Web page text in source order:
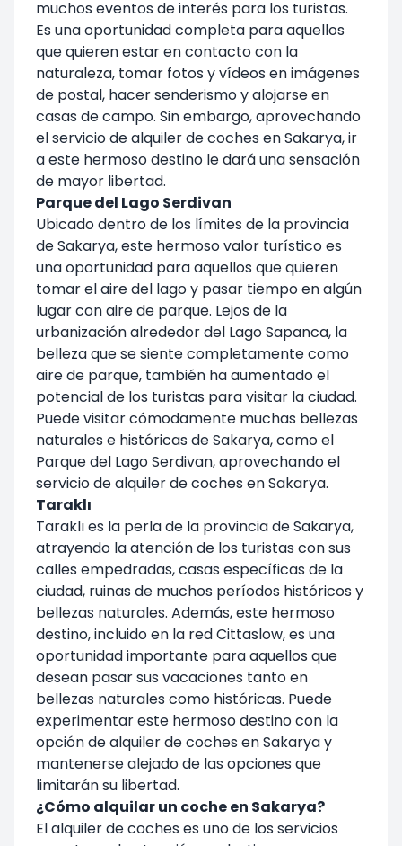
muchos eventos de interés para los turistas.
Es una oportunidad completa para aquellos
que quieren estar en contacto con la
naturaleza, tomar fotos y vídeos en imágenes
de postal, hacer senderismo y alojarse en
casas de campo. Sin embargo, aprovechando
el servicio de alquiler de coches en Sakarya, ir
a este hermoso destino le dará una sensación
de mayor libertad.
Parque del Lago Serdivan
Ubicado dentro de los límites de la provincia
de Sakarya, este hermoso valor turístico es
una oportunidad para aquellos que quieren
tomar el aire del lago y pasar tiempo en algún
lugar con aire de parque. Lejos de la
urbanización alrededor del Lago Sapanca, la
belleza que se siente completamente como
aire de parque, también ha aumentado el
potencial de los turistas para visitar la ciudad.
Puede visitar cómodamente muchas bellezas
naturales e históricas de Sakarya, como el
Parque del Lago Serdivan, aprovechando el
servicio de alquiler de coches en Sakarya.
Taraklı
Taraklı es la perla de la provincia de Sakarya,
atrayendo la atención de los turistas con sus
calles empedradas, casas específicas de la
ciudad, ruinas de muchos períodos históricos y
bellezas naturales. Además, este hermoso
destino, incluido en la red Cittaslow, es una
oportunidad importante para aquellos que
desean pasar sus vacaciones tanto en
bellezas naturales como históricas. Puede
experimentar este hermoso destino con la
opción de alquiler de coches en Sakarya y
mantenerse alejado de las opciones que
limitarán su libertad.
¿Cómo alquilar un coche en Sakarya?
El alquiler de coches es uno de los servicios